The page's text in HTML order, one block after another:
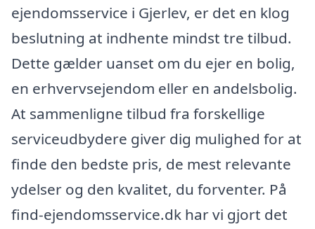
ejendomsservice i Gjerlev, er det en klog
beslutning at indhente mindst tre tilbud.
Dette gælder uanset om du ejer en bolig,
en erhvervsejendom eller en andelsbolig.
At sammenligne tilbud fra forskellige
serviceudbydere giver dig mulighed for at
finde den bedste pris, de mest relevante
ydelser og den kvalitet, du forventer. På
find-ejendomsservice.dk har vi gjort det